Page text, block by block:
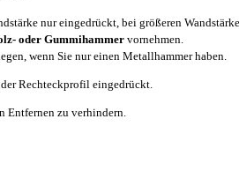
nur eingedrückt, bei größeren
oder Gummihammer vornehmen.
wenn Sie nur einen Metallhammer haben.
Rechteckprofil eingedrückt.
Entfernen zu verhindern.